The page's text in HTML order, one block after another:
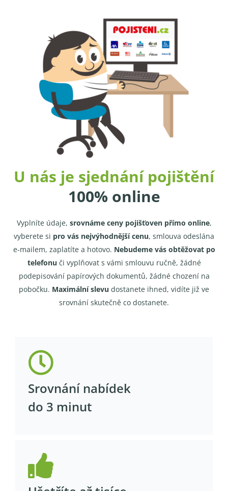
U nás je sjednání pojištění
100% online
Vyplníte údaje, srovnáme ceny pojišťoven přímo online,
vyberete si pro vás nejvýhodnější cenu, smlouva odeslána
e-mailem, zaplatíte a hotovo. Nebudeme vás obtěžovat po
telefonu či vyplňovat s vámi smlouvu ručně, žádné
podepisování papírových dokumentů, žádné chození na
pobočku. Maximální slevu dostanete ihned, vidíte již ve
srovnání skutečně co dostanete.
Srovnání nabídek
do 3 minut